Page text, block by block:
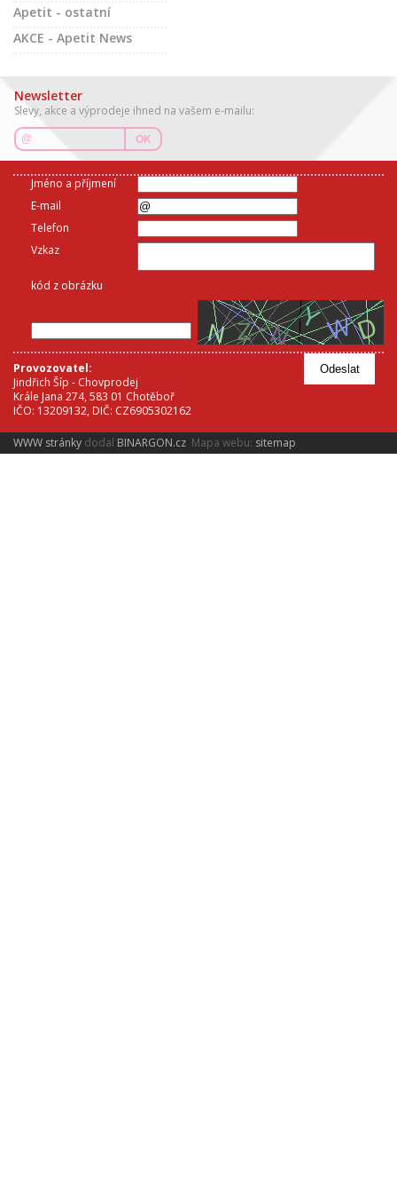
Apetit - ostatní
AKCE - Apetit News
Newsletter
Slevy, akce a výprodeje ihned na vašem e-mailu:
OK
Jméno a příjmení
E-mail
Telefon
Vzkaz
kód z obrázku
Odeslat
Provozovatel:
Jindřich Šíp - Chovprodej
Krále Jana 274, 583 01 Chotěboř
IČO: 13209132, DIČ: CZ6905302162
WWW stránky dodal BINARGON.cz Mapa webu: sitemap